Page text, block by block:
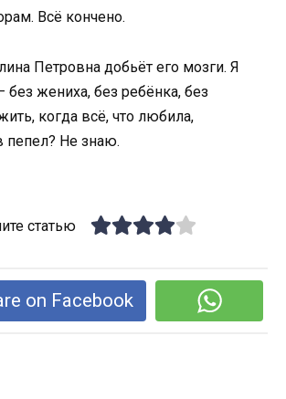
Всё кончено.
Петровна добьёт его мозги. Я
без жениха, без ребёнка, без
когда всё, что любила,
пепел? Не знаю.
статью
on Facebook